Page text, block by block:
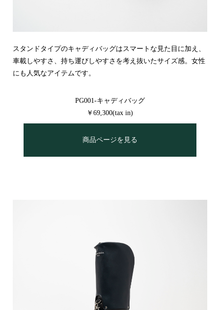
スタンドタイプのキャディバッグはスマートな見た目に加え、
車載しやすさ、持ち運びしやすさを考え抜いたサイズ感。女性
にも人気なアイテムです。
PG001-キャディバッグ
￥69,300(tax in)
商品ページを見る